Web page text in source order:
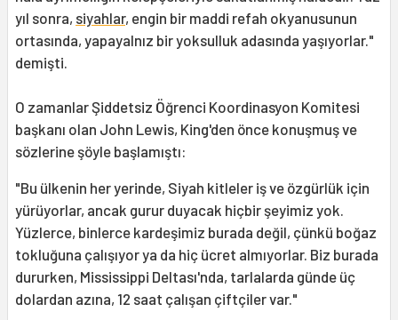
yıl sonra, siyahlar, engin bir maddi refah okyanusunun
ortasında, yapayalnız bir yoksulluk adasında yaşıyorlar."
demişti.
O zamanlar Şiddetsiz Öğrenci Koordinasyon Komitesi
başkanı olan John Lewis, King'den önce konuşmuş ve
sözlerine şöyle başlamıştı:
"Bu ülkenin her yerinde, Siyah kitleler iş ve özgürlük için
yürüyorlar, ancak gurur duyacak hiçbir şeyimiz yok.
Yüzlerce, binlerce kardeşimiz burada değil, çünkü boğaz
tokluğuna çalışıyor ya da hiç ücret almıyorlar. Biz burada
dururken, Mississippi Deltası'nda, tarlalarda günde üç
dolardan azına, 12 saat çalışan çiftçiler var."